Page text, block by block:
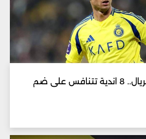
بينها الأهلي والريال.. 8 اندية تتنافس على ضم